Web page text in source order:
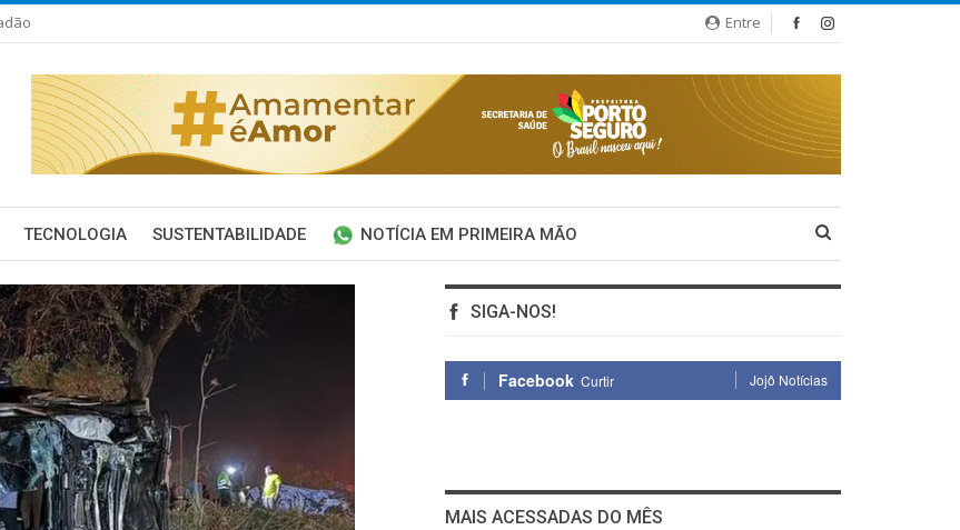
Entre
TECNOLOGIA SUSTENTABILIDADE NOTÍCIA EM PRIMEIRA MÃO
SIGA-NOS!
Facebook Curtir Jojô Notícias
MAIS ACESSADAS DO MÊS